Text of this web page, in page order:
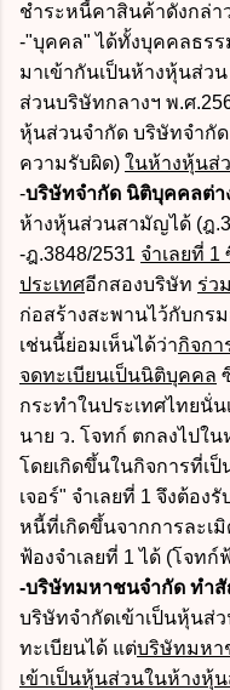
ชำระหนี้คาสินค้าดังกล่า
-"บุคคล" ได้ทั้งบุคคลธร
มาเข้ากันเป็นห้างหุ้นส่ว
ส่วนบริษัทกลางฯ พ.ศ
หุ้นส่วนจำกัด บริษัทจำกั
ความรับผิด) ในห้างหุ้นส่
-บริษัทจำกัด นิติบุคคลต่า
ห้างหุ้นส่วนสามัญได้ (ฎ
-ฎ.3848/2531 จำเลยที่
ประเทศอีกสองบริษัท ร่ว
ก่อสร้างสะพานไว้กับกรม
เช่นนี้ย่อมเห็นได้ว่ากิจก
จดทะเบียนเป็นนิติบุคคล
กระทำในประเทศไทยนั่
นาย ว. โจทก์ ตกลงไปใน
โดยเกิดขึ้นในกิจการที่เ
เจอร์" จำเลยที่ 1 จึงต้อง
หนี้ที่เกิดขึ้นจากการละเ
ฟ้องจำเลยที่ 1 ได้ (โจท
-บริษัทมหาชนจำกัด ทำ
บริษัทจำกัดเข้าเป็นหุ้นส่
ทะเบียนได้ แต่บริษัทมหา
เข้าเป็นหุ้นส่วนในห้างหุ้